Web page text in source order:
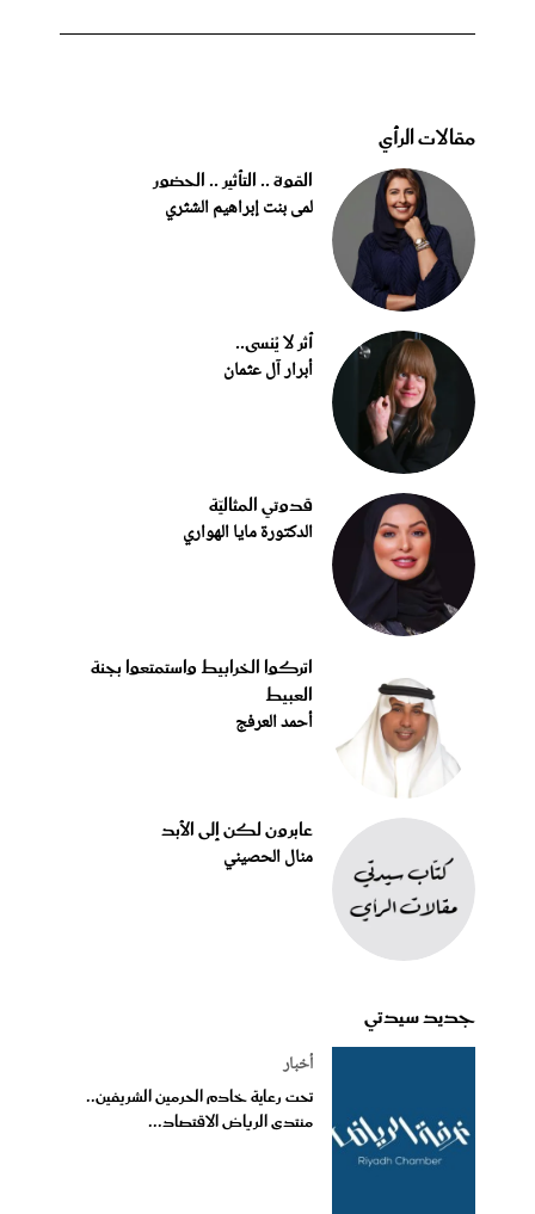
مقالات الرأي
القوة .. التأثير .. الحضور
لمى بنت إبراهيم الشثري
أثر لا يُنسى..
أبرار آل عثمان
قدوتي المثاليّة
الدكتورة مايا الهواري
اتركوا الخرابيط واستمتعوا بجنة
العبيط
أحمد العرفج
عابرون لكن إلى الأبد
منال الحصيني
جديد سيدتي
أخبار
تحت رعاية خادم الحرمين الشريفين..
منتدى الرياض الاقتصاد...